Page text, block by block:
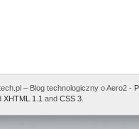
– Blog technologiczny o Aero2 -
XHTML 1.1 and CSS 3